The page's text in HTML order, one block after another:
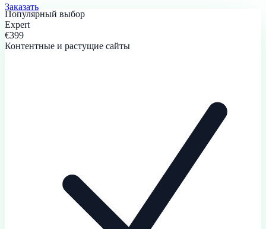
Заказать
Популярный выбор
Expert
€399
Контентные и растущие сайты